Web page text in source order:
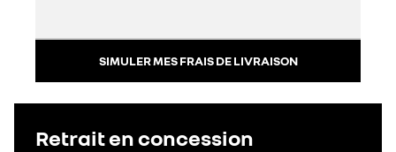
SIMULER MES FRAIS DE LIVRAISON
Retrait en concession